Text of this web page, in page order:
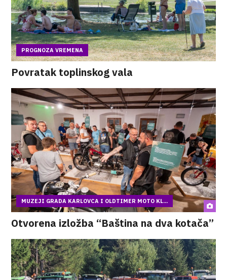
PROGNOZA VREMENA
Povratak toplinskog vala
MUZEJI GRADA KARLOVCA I OLDTIMER MOTO KL...
Otvorena izložba “Baština na dva kotača”